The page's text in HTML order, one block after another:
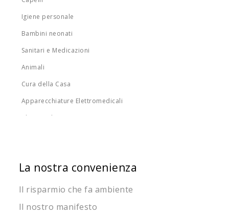
Igiene personale
Bambini neonati
Sanitari e Medicazioni
Animali
Cura della Casa
Apparecchiature Elettromedicali
Idee regalo
Principi Attivi
La nostra convenienza
Il risparmio che fa ambiente
Il nostro manifesto